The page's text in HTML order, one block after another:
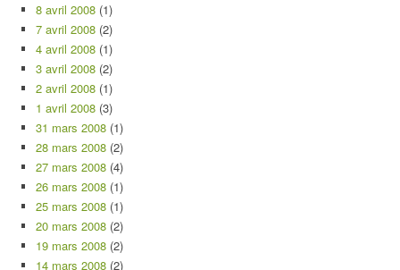
8 avril 2008 (1)
7 avril 2008 (2)
4 avril 2008 (1)
3 avril 2008 (2)
2 avril 2008 (1)
1 avril 2008 (3)
31 mars 2008 (1)
28 mars 2008 (2)
27 mars 2008 (4)
26 mars 2008 (1)
25 mars 2008 (1)
20 mars 2008 (2)
19 mars 2008 (2)
14 mars 2008 (2)